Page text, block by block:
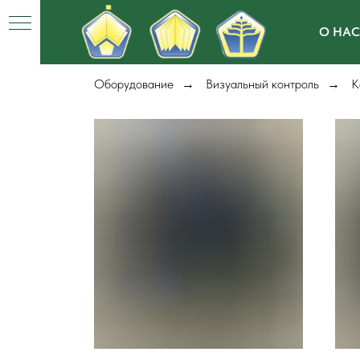
О НАС
Оборудование → Визуальный контроль →